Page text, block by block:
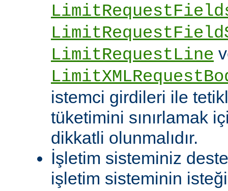
LimitRequestLine
istemci girdileri ile
tüketimini sınırlamak
dikkatli olunmalıdır.
İşletim sisteminiz
işletim sisteminin isteği